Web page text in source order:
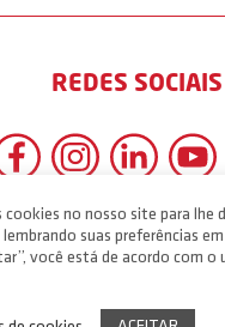
REDES SOCIAIS
no nosso site para lhe
suas preferências
você está de acordo com o